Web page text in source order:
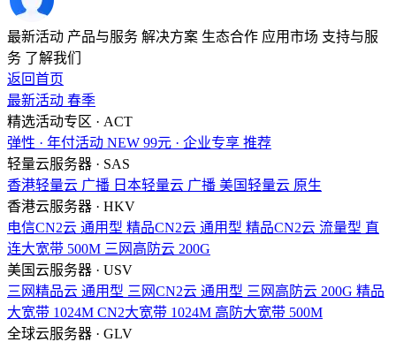
最新活动 产品与服务 解决方案 生态合作 应用市场 支持与服
务 了解我们
返回首页
最新活动 春季
精选活动专区 · ACT
弹性 · 年付活动 NEW 99元 · 企业专享 推荐
轻量云服务器 · SAS
香港轻量云 广播 日本轻量云 广播 美国轻量云 原生
香港云服务器 · HKV
电信CN2云 通用型 精品CN2云 通用型 精品CN2云 流量型 直
连大宽带 500M 三网高防云 200G
美国云服务器 · USV
三网精品云 通用型 三网CN2云 通用型 三网高防云 200G 精品
大宽带 1024M CN2大宽带 1024M 高防大宽带 500M
全球云服务器 · GLV